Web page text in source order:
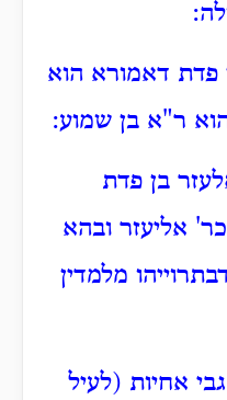
פדת דאמורא הוא
ר"א בן שמוע:
בן פדת
אליעזר ובהא
מלמדין
אחיות (לעיל